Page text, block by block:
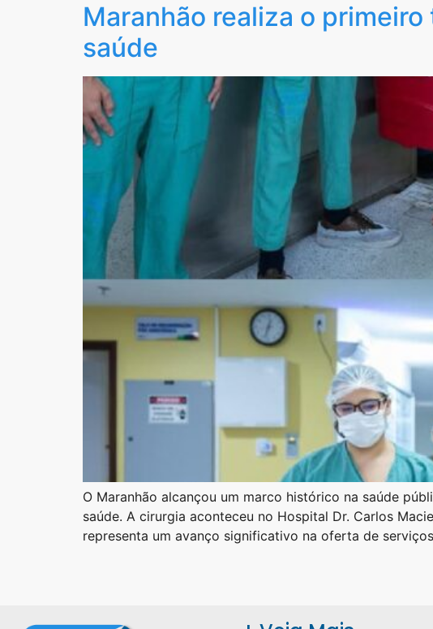
Maranhão realiza o
saúde
O Maranhão alcançou um marco histórico na saúde
saúde. A cirurgia aconteceu no Hospital Dr. Carlos
representa um avanço significativo na oferta de